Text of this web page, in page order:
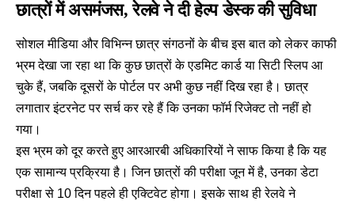
छात्रों में असमंजस, रेलवे ने दी हेल्प डेस्क की सुविधा
सोशल मीडिया और विभिन्न छात्र संगठनों के बीच इस बात को लेकर काफी
भ्रम देखा जा रहा था कि कुछ छात्रों के एडमिट कार्ड या सिटी स्लिप आ
चुके हैं, जबकि दूसरों के पोर्टल पर अभी कुछ नहीं दिख रहा है। छात्र
लगातार इंटरनेट पर सर्च कर रहे हैं कि उनका फॉर्म रिजेक्ट तो नहीं हो
गया।
इस भ्रम को दूर करते हुए आरआरबी अधिकारियों ने साफ किया है कि यह
एक सामान्य प्रक्रिया है। जिन छात्रों की परीक्षा जून में है, उनका डेटा
परीक्षा से 10 दिन पहले ही एक्टिवेट होगा। इसके साथ ही रेलवे ने